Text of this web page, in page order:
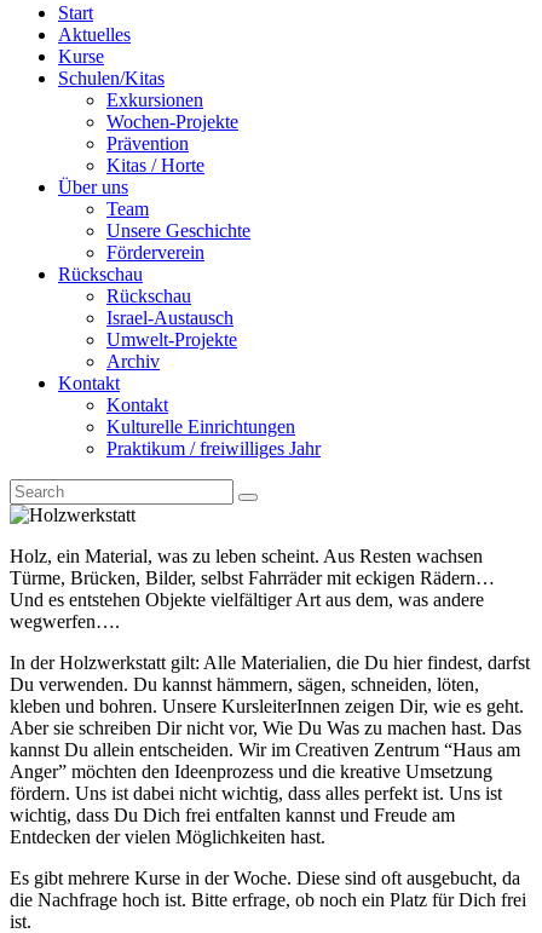
Start
Aktuelles
Kurse
Schulen/Kitas
Exkursionen
Wochen-Projekte
Prävention
Kitas / Horte
Über uns
Team
Unsere Geschichte
Förderverein
Rückschau
Rückschau
Israel-Austausch
Umwelt-Projekte
Archiv
Kontakt
Kontakt
Kulturelle Einrichtungen
Praktikum / freiwilliges Jahr
Holz, ein Material, was zu leben scheint. Aus Resten wachsen
Türme, Brücken, Bilder, selbst Fahrräder mit eckigen Rädern…
Und es entstehen Objekte vielfältiger Art aus dem, was andere
wegwerfen….
In der Holzwerkstatt gilt: Alle Materialien, die Du hier findest, darfst
Du verwenden. Du kannst hämmern, sägen, schneiden, löten,
kleben und bohren. Unsere KursleiterInnen zeigen Dir, wie es geht.
Aber sie schreiben Dir nicht vor, Wie Du Was zu machen hast. Das
kannst Du allein entscheiden. Wir im Creativen Zentrum “Haus am
Anger” möchten den Ideenprozess und die kreative Umsetzung
fördern. Uns ist dabei nicht wichtig, dass alles perfekt ist. Uns ist
wichtig, dass Du Dich frei entfalten kannst und Freude am
Entdecken der vielen Möglichkeiten hast.
Es gibt mehrere Kurse in der Woche. Diese sind oft ausgebucht, da
die Nachfrage hoch ist. Bitte erfrage, ob noch ein Platz für Dich frei
ist.